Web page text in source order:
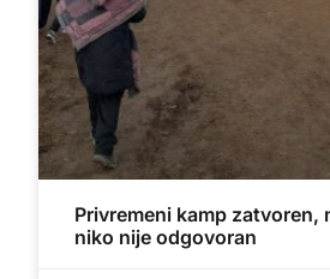
Privremeni kamp zatvoren,
niko nije odgovoran